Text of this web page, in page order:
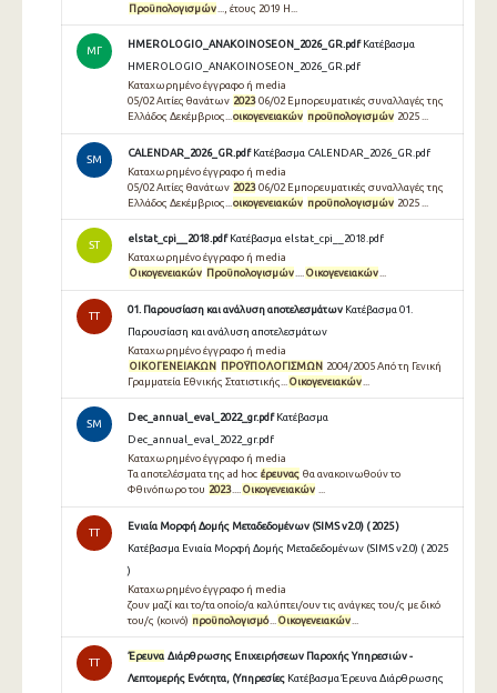
Προϋπολογισμών ..., έτους 2019 H...
ΜΓ
HMEROLOGIO_ANAKOINOSEON_2026_GR.pdf Κατέβασμα
HMEROLOGIO_ANAKOINOSEON_2026_GR.pdf
Καταχωρημένο έγγραφο ή media
05/02 Αιτίες θανάτων 202306/02 Εμπορευματικές συναλλαγές της
Ελλάδος Δεκέμβριος...οικογενειακών προϋπολογισμών 2025 ...
SM
CALENDAR_2026_GR.pdf Κατέβασμα CALENDAR_2026_GR.pdf
Καταχωρημένο έγγραφο ή media
05/02 Αιτίες θανάτων 202306/02 Εμπορευματικές συναλλαγές της
Ελλάδος Δεκέμβριος...
οικογενειακών προϋπολογισμών 2025 ...
ST
elstat_cpi__2018.pdf Κατέβασμα elstat_cpi__2018.pdf
Καταχωρημένο έγγραφο ή media
Οικογενειακών Προϋπολογισμών.... Οικογενειακών...
TT
01. Παρουσίαση και ανάλυση αποτελεσμάτων Κατέβασμα 01.
Παρουσίαση και ανάλυση αποτελεσμάτων
Καταχωρημένο έγγραφο ή media
ΟΙΚΟΓΕΝΕΙΑΚΩΝ ΠΡΟΫΠΟΛΟΓΙΣΜΩΝ 2004/2005 Από τη Γενική
Γραμματεία Εθνικής Στατιστικής...
Οικογενειακών
SM
Dec_annual_eval_2022_gr.pdf Κατέβασμα
Dec_annual_eval_2022_gr.pdf
Καταχωρημένο έγγραφο ή media
Τα αποτελέσματα της ad hoc έρευνας θα ανακοινωθούν το
Φθινόπωρο του 2023.... Οικογενειακών ...
TT
Ενιαία Μορφή Δομής Μεταδεδομένων (SIMS v2.0) ( 2025 )
Κατέβασμα Ενιαία Μορφή Δομής Μεταδεδομένων (SIMS v2.0) ( 2025
)
Καταχωρημένο έγγραφο ή media
ζουν μαζί και το/τα οποίο/α καλύπτει/ουν τις ανάγκες του/ς με δικό
του/ς (κοινό) προϋπολογισμό... Οικογενειακών
TT
Έρευνα Διάρθρωσης Επιχειρήσεων Παροχής Υπηρεσιών -
Λεπτομερής Ενότητα, (Υπηρεσίες Κατέβασμα Έρευνα Διάρθρωσης